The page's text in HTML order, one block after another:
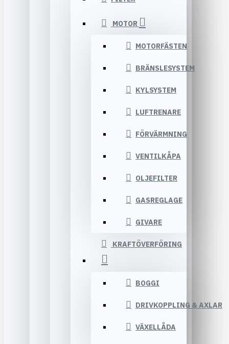
MOTOR
MOTORFÄSTEN
BRÄNSLESYSTEM
KYLSYSTEM
LUFTRENARE
FÖRVÄRMNING
VENTILKÅPA
OLJEFILTER
GASREGLAGE
GIVARE
KRAFTÖVERFÖRING
BOGGI
DRIVKOPPLING & AXLAR
VÄXELLÅDA